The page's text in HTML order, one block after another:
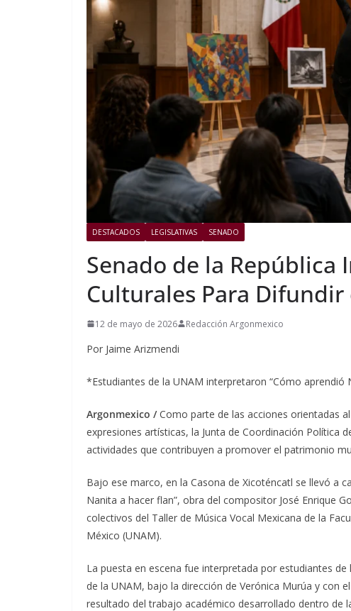
DESTACADOS LEGISLATIVAS SENADO
Senado de la República
Culturales Para
12 de mayo de 2026 Redacción Argonmexico
Por Jaime Arizmendi
*Estudiantes de la UNAM interpretaron “Cómo
Argonmexico /Como parte de las acciones orientadas
expresiones artísticas, la Junta de Coordinación Política
actividades que contribuyen a promover el patrimonio
Bajo ese marco, en la Casona de Xicoténcatl se llevó a
Nanita a hacer flan”, obra del compositor José Enrique
colectivos del Taller de Música Vocal Mexicana de la
México (UNAM).
La puesta en escena fue interpretada por estudiantes
de la UNAM, bajo la dirección de Verónica Murúa y con
resultado del trabajo académico desarrollado dentro de